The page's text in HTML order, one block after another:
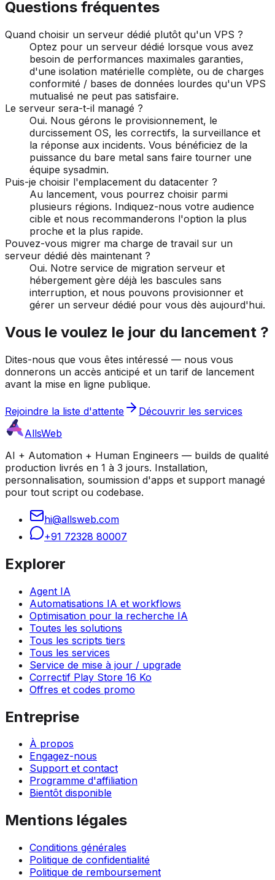
Questions fréquentes
Quand choisir un serveur dédié plutôt qu'un VPS ?
Optez pour un serveur dédié lorsque vous avez
besoin de performances maximales garanties,
d'une isolation matérielle complète, ou de charges
conformité / bases de données lourdes qu'un VPS
mutualisé ne peut pas satisfaire.
Le serveur sera-t-il managé ?
Oui. Nous gérons le provisionnement, le
durcissement OS, les correctifs, la surveillance et
la réponse aux incidents. Vous bénéficiez de la
puissance du bare metal sans faire tourner une
équipe sysadmin.
Puis-je choisir l'emplacement du datacenter ?
Au lancement, vous pourrez choisir parmi
plusieurs régions. Indiquez-nous votre audience
cible et nous recommanderons l'option la plus
proche et la plus rapide.
Pouvez-vous migrer ma charge de travail sur un
serveur dédié dès maintenant ?
Oui. Notre service de migration serveur et
hébergement gère déjà les bascules sans
interruption, et nous pouvons provisionner et
gérer un serveur dédié pour vous dès aujourd'hui.
Vous le voulez le jour du lancement ?
Dites-nous que vous êtes intéressé — nous vous
donnerons un accès anticipé et un tarif de lancement
avant la mise en ligne publique.
Rejoindre la liste d'attente
Découvrir les services
AllsWeb
AI + Automation + Human Engineers — builds de qualité
production livrés en 1 à 3 jours. Installation,
personnalisation, soumission d'apps et support managé
pour tout script ou codebase.
hi@allsweb.com
+91 72328 80007
Explorer
Agent IA
Automatisations IA et workflows
Optimisation pour la recherche IA
Toutes les solutions
Tous les scripts tiers
Tous les services
Service de mise à jour / upgrade
Correctif Play Store 16 Ko
Offres et codes promo
Entreprise
À propos
Engagez-nous
Support et contact
Programme d'affiliation
Bientôt disponible
Mentions légales
Conditions générales
Politique de confidentialité
Politique de remboursement